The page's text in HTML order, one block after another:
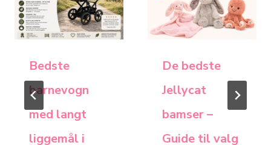
Bedste
barnevogn
med langt
liggemål i
De bedste
Jellycat
bamser –
Guide til valg